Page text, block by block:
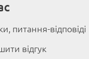
питання-відповіді
відгук